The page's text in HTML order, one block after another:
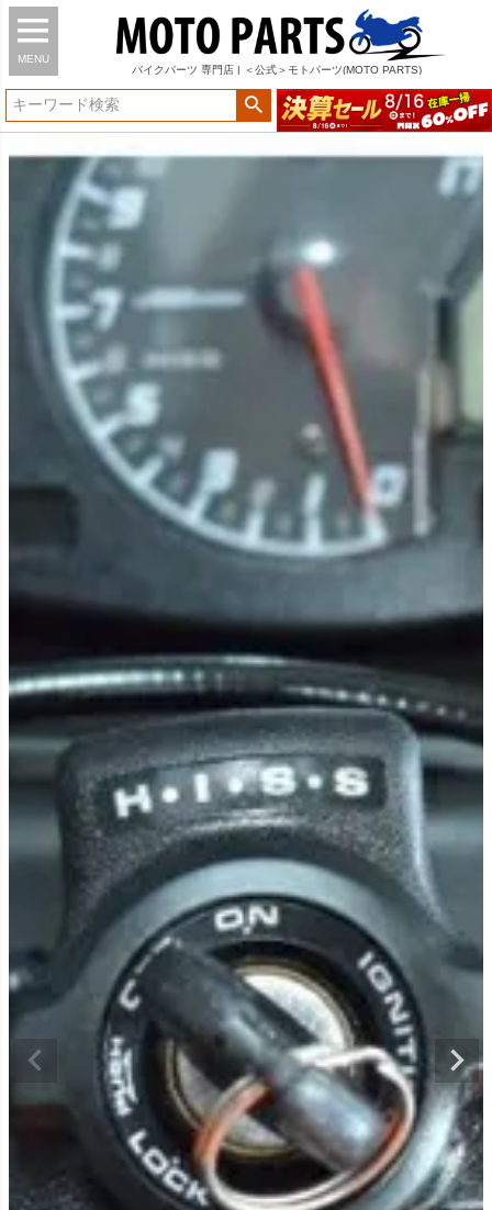
MENU
バイク パーツ 専門店 | ＜公式＞モトパーツ(MOTO PARTS)